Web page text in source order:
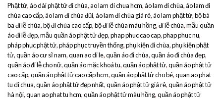
Phật tử,áo dài phật tử đi chùa,ao lam di chua hcm,áo lam đi chùa,áo lam đi
chùa cao cấp,áo lam đi chùa đũi,áo lam đi chùa giá rẻ,áo lam phật tử,bộ bà
ba đi lễ chùa,bộ đi chùa cao cấp,bộ đi lễ chùa màu hồng,đi lễ chùa,mẫu quần
áo đi lễ đẹp,mẫu quần áo phật tử đẹp,phap phuc cao cap,phap phuc nu,
pháp phục phật tử,pháp phục truyền thống,phụ kiện đi chùa,phụ kiện phật
tử,quần áo cư sĩ nam,quan ao di le,quần áo đi chùa,quần áo đi chùa đẹp,
quần áo đi lễ cho nữ,quần áo mặc khoá tu,quần áo phật tử,quần áo phật tử
cao cấp,quần áo phật tử cao cấp hcm,quần áo phật tử cho bé,quan ao phat
tu di chua,quần áo phật tử đẹp nhất,quần áo phật tử giá rẻ,quần áo phật tử
hà nội,quan ao phat tu hcm,quần áo phật tử màu hồng,quần áo phật tử